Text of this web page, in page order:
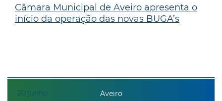
20 junho
Câmara Municipal de Aveiro apresenta o
início da operação das novas BUGA’s
Aveiro